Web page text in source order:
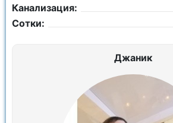
Канализация:
Сотки:
Джаник